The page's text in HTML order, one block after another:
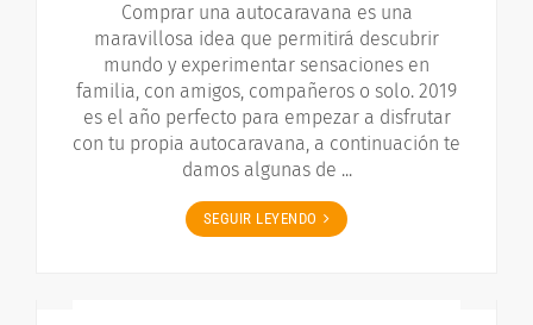
Comprar una autocaravana es una
maravillosa idea que permitirá descubrir
mundo y experimentar sensaciones en
familia, con amigos, compañeros o solo. 2019
es el año perfecto para empezar a disfrutar
con tu propia autocaravana, a continuación te
damos algunas de ...
SEGUIR LEYENDO